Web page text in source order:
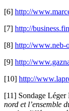
[6] http://
[7] http://
[8] http://www.neb-
[9] http://
[10] http://
[11] Sondage Léger
nord et l’ensemble